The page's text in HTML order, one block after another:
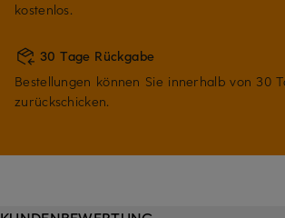
kostenlos.
30 Tage Rückgabe
Bestellungen können Sie innerhalb von 30
zurückschicken.